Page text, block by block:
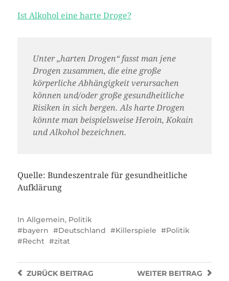
Ist Alkohol eine harte Droge?
Unter „harten Drogen“ fasst man jene
Drogen zusammen, die eine große
körperliche Abhängigkeit verursachen
können und/oder große gesundheitliche
Risiken in sich bergen. Als harte Drogen
könnte man beispielsweise Heroin, Kokain
und Alkohol bezeichnen.
Quelle: Bundeszentrale für gesundheitliche
Aufklärung
In Allgemein, Politik
bayern
Deutschland Killerspiele
Politik
Recht
zitat
WEITER BEITRAG
ZURÜCKBEITRAG